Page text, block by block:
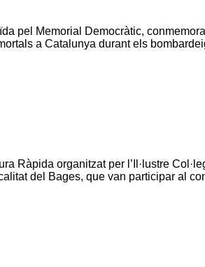
pel Memorial Democràtic,
a Catalunya durant els
Ràpida organitzat per l’Il·lustre
del Bages, que van participar al